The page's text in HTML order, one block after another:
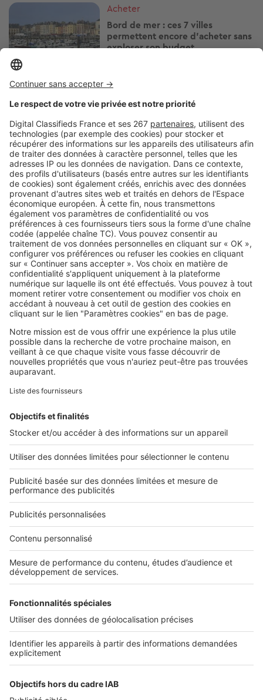
Image
Acheter
Bord de mer : ces 7 villes
permettent encore d'acheter sans
exploser son budget
Image
Humidité : ces détails pendant
une visite peuvent vous éviter de
gros travaux
Image
Acheter
Résidence secondaire : le mobil-
home est-il vraiment la bonne
affaire annoncée ?
SeLoger c'est aussi
Retrouvez-nous sur ...
L'ENTREPRISE
Nous contacter
Nous recrutons
NOS APPLICATIONS
Découvrez nos applications
Tous nos services pro
Accès client
À DÉCOUVRIR
Annuaire des professionnels
Tout l'immobilier